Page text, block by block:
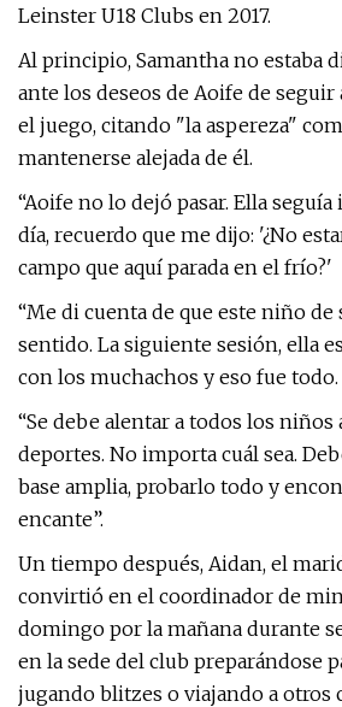
Leinster U18 Clubs en 2017.
Al principio, Samantha no estaba
ante los deseos de Aoife de
el juego, citando "la aspereza"
mantenerse alejada de él.
“Aoife no lo dejó pasar. Ella
día, recuerdo que me dijo: '¿No
campo que aquí parada en el frío?'
“Me di cuenta de que este niño de
sentido. La siguiente sesión, ella
con los muchachos y eso fue todo.
“Se debe alentar a todos los niños
deportes. No importa cuál sea.
base amplia, probarlo todo y
encante”.
Un tiempo después, Aidan, el
convirtió en el coordinador de
domingo por la mañana durante
en la sede del club preparándose
jugando blitzes o viajando a otros